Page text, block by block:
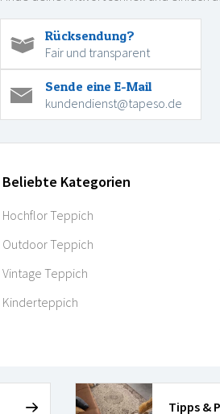
Rücksendung?
Fair und transparent
Sende eine E-Mail
kundendienst@tapeso.de
Beliebte Kategorien
Hochflor Teppich
Outdoor Teppich
Vintage Teppich
Kinderteppich
Tipps &